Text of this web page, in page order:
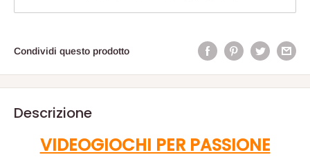
Condividi questo prodotto
Descrizione
VIDEOGIOCHI PER PASSIONE